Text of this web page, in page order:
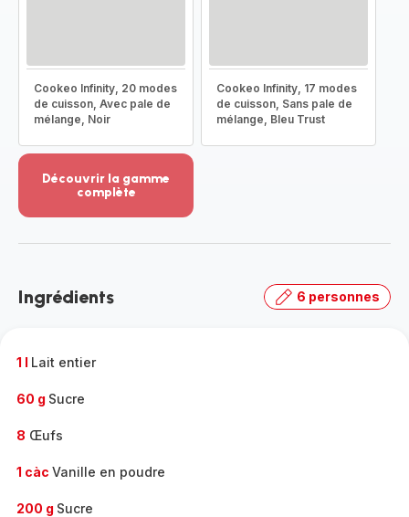
Cookeo Infinity, 20 modes
de cuisson, Avec pale de
mélange, Noir
Cookeo Infinity, 17 modes
de cuisson, Sans pale de
mélange, Bleu Trust
Découvrir la gamme
complète
-
gamme
Ingrédients 6 personnes
1 l Lait entier
60 g Sucre
8 Œufs
1 càc Vanille en poudre
200 g Sucre